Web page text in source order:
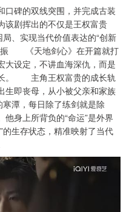
碑的双线突围，并完成古装
该剧挥出的不仅是王权富贵
、实现当代价值表达的“创新
《天地剑心》在开篇就打
大设定，不讲血海深仇，而是
长。 主角王权富贵的成长轨
生即丧母，从小被父亲和家族
潭，每日除了练剑就是除
身上所背负的“命运”是外界
的生存状态，精准映射了当代